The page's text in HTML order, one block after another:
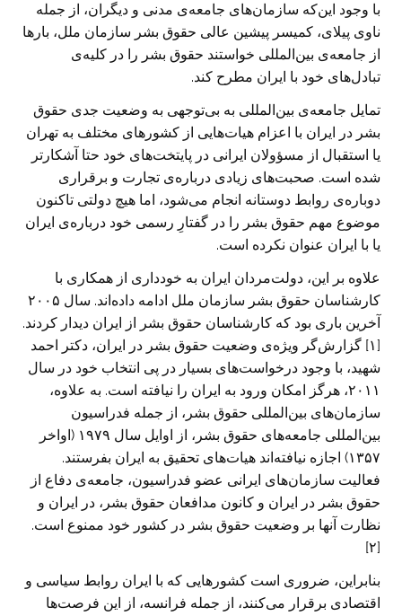
با وجود این‌که سازمان‌های جامعه‌ی مدنی و دیگران، از جمله
ناوی پیلای، کمیسر پیشین عالی حقوق بشر سازمان ملل، بارها
از جامعه‌ی بین‌المللی خواستند حقوق بشر را در کلیه‌ی
تبادل‌های خود با ایران مطرح کند.
تمایل جامعه‌ی بین‌المللی به بی‌توجهی به وضعیت جدی حقوق
بشر در ایران با اعزام هیات‌هایی از کشورهای مختلف به تهران
یا استقبال از مسؤولان ایرانی در پایتخت‌های خود حتا آشکارتر
شده است. صحبت‌های زیادی درباره‌ی تجارت و برقراری
دوباره‌ی روابط دوستانه انجام می‌شود، اما هیچ دولتی تاکنون
موضوع مهم حقوق بشر را در گفتارِ رسمی خود درباره‌ی ایران
یا با ایران عنوان نکرده است.
علاوه بر این، دولت‌مردان ایران به خودداری از همکاری با
کارشناسان حقوق بشر سازمان ملل ادامه داده‌اند. سال ۲۰۰۵
آخرین باری بود که کارشناسان حقوق بشر از ایران دیدار کردند.
[۱] گزارش‌گر ویژه‌ی وضعیت حقوق بشر در ایران، دکتر احمد
شهید، با وجود درخواست‌های بسیار در پی انتخاب خود در سال
۲۰۱۱، هرگز امکان ورود به ایران را نیافته است. به علاوه،
سازمان‌های بین‌المللی حقوق بشر، از جمله فدراسیون
بین‌المللی جامعه‌های حقوق بشر، از اوایل سال ۱۹۷۹ (اواخر
۱۳۵۷) اجازه نیافته‌اند هیات‌های تحقیق به ایران بفرستند.
فعالیت سازمان‌های ایرانی عضو فدراسیون، جامعه‌ی دفاع از
حقوق بشر در ایران و کانون مدافعان حقوق بشر، در ایران و
نظارت آنها بر وضعیت حقوق بشر در کشور خود ممنوع است.
[۲]
بنابراین، ضروری است کشورهایی که با ایران روابط سیاسی و
اقتصادی برقرار می‌کنند، از جمله فرانسه، از این فرصت‌ها